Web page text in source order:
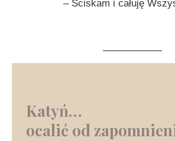
– Ściskam i całuję
Katyń…
ocalić od